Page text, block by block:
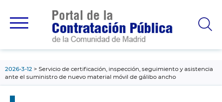
principal
2026-3-12
Servicio de certificación, inspección, seguimiento y asistencia
ante el suministro de nuevo material móvil de gálibo ancho